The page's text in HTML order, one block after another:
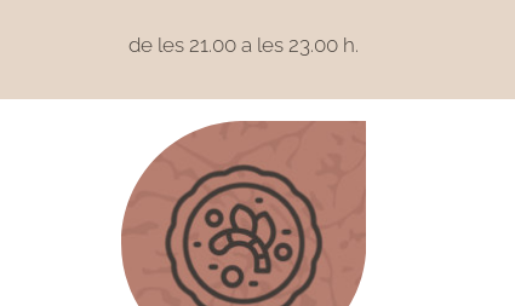
de les 21.00 a les 23.00 h.